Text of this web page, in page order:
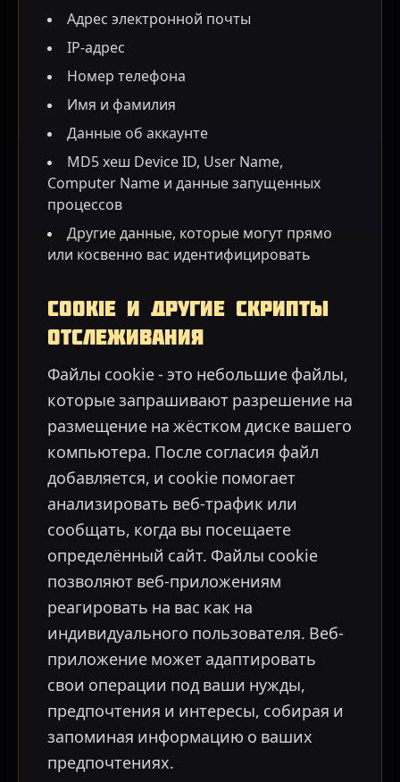
Адрес электронной почты
IP-адрес
Номер телефона
Имя и фамилия
Данные об аккаунте
MD5 хеш Device ID, User Name,
Computer Name и данные запущенных
процессов
Другие данные, которые могут прямо
или косвенно вас идентифицировать
Cookie и другие скрипты
отслеживания
Файлы cookie - это небольшие файлы,
которые запрашивают разрешение на
размещение на жёстком диске вашего
компьютера. После согласия файл
добавляется, и cookie помогает
анализировать веб-трафик или
сообщать, когда вы посещаете
определённый сайт. Файлы cookie
позволяют веб-приложениям
реагировать на вас как на
индивидуального пользователя. Веб-
приложение может адаптировать
свои операции под ваши нужды,
предпочтения и интересы, собирая и
запоминая информацию о ваших
предпочтениях.